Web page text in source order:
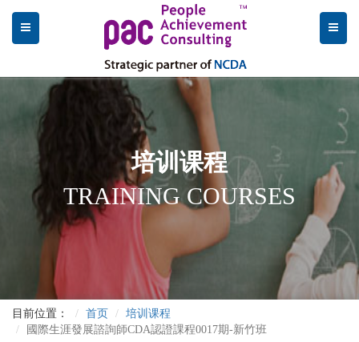
培训课程
TRAINING COURSES
目前位置： 首页
培训课程
國際生涯發展諮詢師CDA認證課程0017期-新竹班